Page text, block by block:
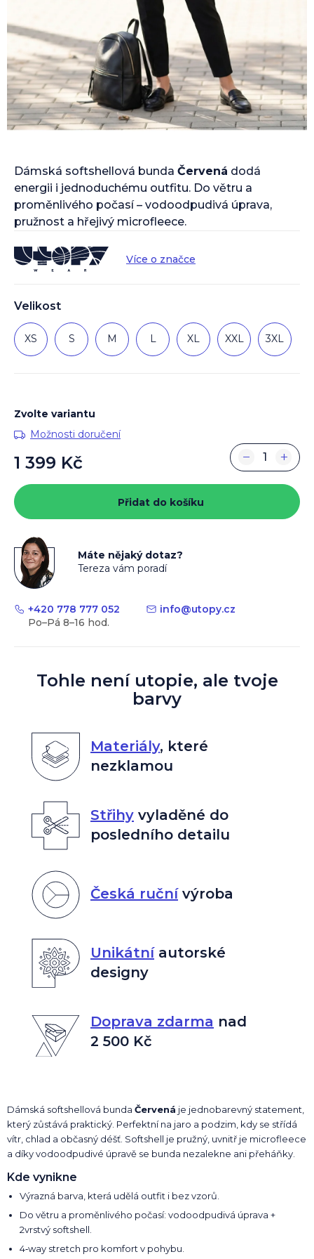
Velikost
XS S M L XL XXL 3XL
Dámská softshellová bunda Červená dodá
energii i jednoduchému outfitu. Do větru a
proměnlivého počasí – vodoodpudivá úprava,
pružnost a hřejivý microfleece.
Více o značce
Zvolte variantu
Možnosti doručení
1 399 Kč
cena:
+
−
Přidat do košíku
Máte nějaký dotaz?
Tereza vám poradí
+420 778 777 052 info@utopy.cz
Tohle není utopie, ale tvoje
barvy
Materiály, které
nezklamou
Střihyvyladěné do
posledního detailu
Česká ručnívýroba
Unikátníautorské
designy
Doprava zdarma nad
2 500 Kč
Dámská softshellová bunda Červená je jednobarevný statement,
který zůstává praktický. Perfektní na jaro a podzim, kdy se střídá
vítr, chlad a občasný déšť. Softshell je pružný, uvnitř je microfleece
a díky vodoodpudivé úpravě se bunda nezalekne ani přeháňky.
Kde vynikne
Výrazná barva, která udělá outfit i bez vzorů.
Do větru a proměnlivého počasí: vodoodpudivá úprava +
2vrstvý softshell.
4‑way stretch pro komfort v pohybu.